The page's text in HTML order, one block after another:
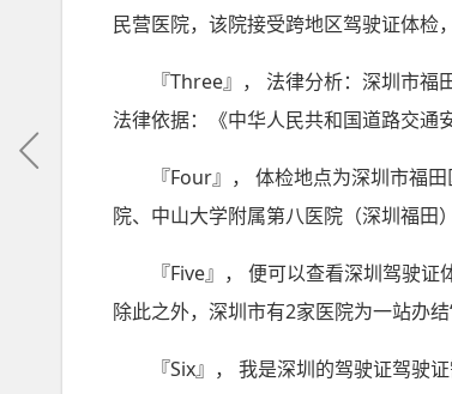
民营医院，该院接受跨地区驾驶证体检
『Three』， 法律分析：深圳市
法律依据：《中华人民共和国道路交通
『Four』， 体检地点为深圳市福
院、中山大学附属第八医院（深圳福田
『Five』， 便可以查看深圳驾驶
除此之外，深圳市有2家医院为一站办
『Six』， 我是深圳的驾驶证驾驶